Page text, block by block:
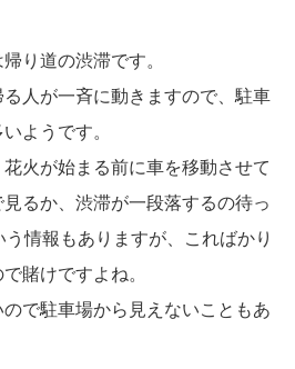
り道の渋滞です。
人が一斉に動きますので、駐車
ようです。
火が始まる前に車を移動させて
るか、渋滞が一段落するの待っ
情報もありますが、こればかり
賭けですよね。
で駐車場から見えないこともあ